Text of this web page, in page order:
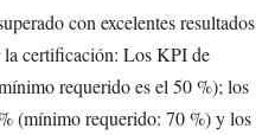
con excelentes resultados
la certificación: Los KPI de
requerido es el 50 %); los
(mínimo requerido: 70 %) y los